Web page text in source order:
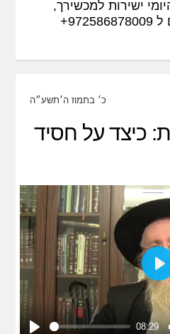
ישירות למכשירך,
סמס מכל מקום בעולם ל 972586878009+
כ׳ בתמוז ה׳תשע״ה
כיצד על חסיד
08:29
Play